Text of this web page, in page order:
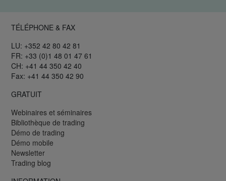
TÉLÉPHONE & FAX
LU: +352 42 80 42 81
FR: +33 (0)1 48 01 47 61
CH: +41 44 350 42 40
Fax: +41 44 350 42 90
GRATUIT
Webinaires et séminaires
Bibliothèque de trading
Démo de trading
Démo mobile
Newsletter
Trading blog